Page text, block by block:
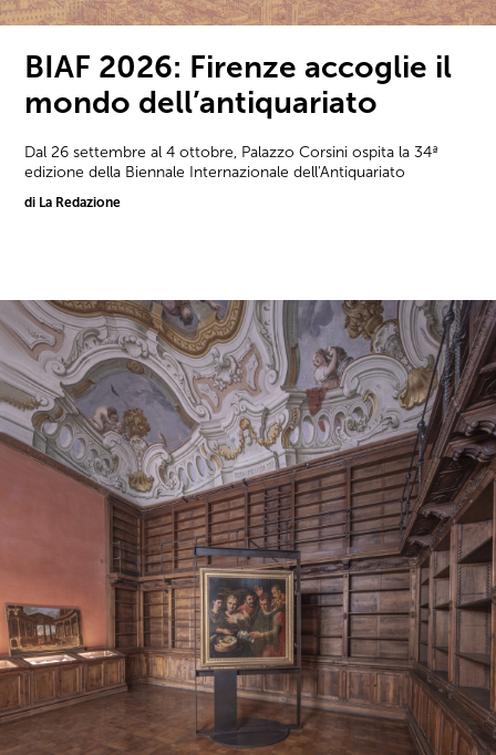
BIAF 2026: Firenze accoglie il
mondo dell’antiquariato
Dal 26 settembre al 4 ottobre, Palazzo Corsini ospita la 34ª
edizione della Biennale Internazionale dell'Antiquariato
di La Redazione